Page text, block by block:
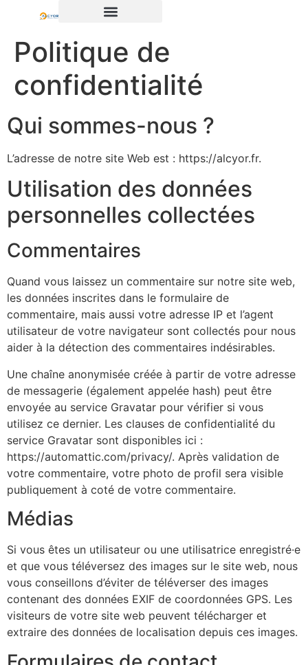
Politique de
confidentialité
Qui sommes-nous ?
L’adresse de notre site Web est : https://alcyor.fr.
Utilisation des données
personnelles collectées
Commentaires
Quand vous laissez un commentaire sur notre site web,
les données inscrites dans le formulaire de
commentaire, mais aussi votre adresse IP et l’agent
utilisateur de votre navigateur sont collectés pour nous
aider à la détection des commentaires indésirables.
Une chaîne anonymisée créée à partir de votre adresse
de messagerie (également appelée hash) peut être
envoyée au service Gravatar pour vérifier si vous
utilisez ce dernier. Les clauses de confidentialité du
service Gravatar sont disponibles ici :
https://automattic.com/privacy/. Après validation de
votre commentaire, votre photo de profil sera visible
publiquement à coté de votre commentaire.
Médias
Si vous êtes un utilisateur ou une utilisatrice enregistré·e
et que vous téléversez des images sur le site web, nous
vous conseillons d’éviter de téléverser des images
contenant des données EXIF de coordonnées GPS. Les
visiteurs de votre site web peuvent télécharger et
extraire des données de localisation depuis ces images.